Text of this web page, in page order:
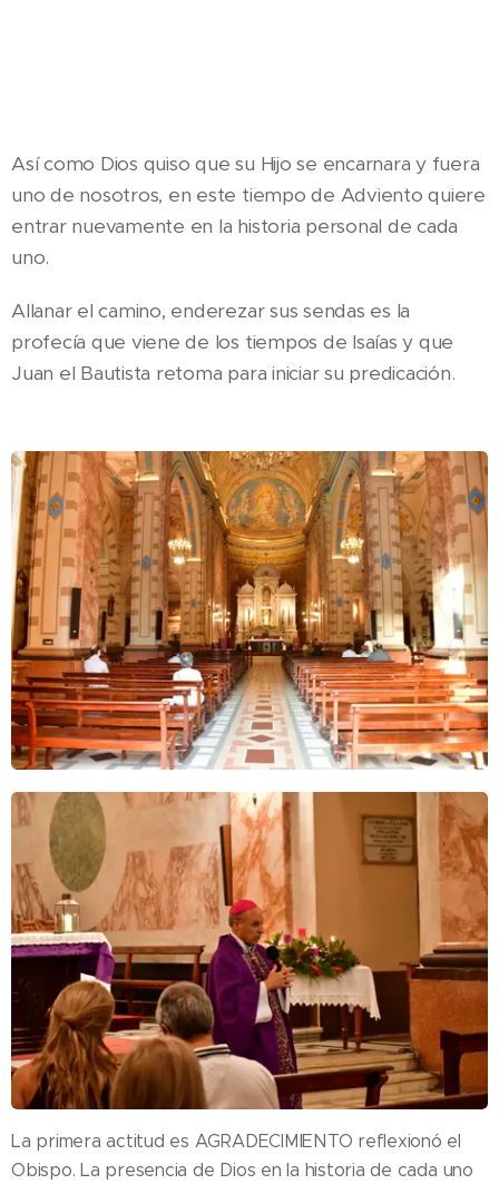
Así como Dios quiso que su Hijo se encarnara y fuera
uno de nosotros, en este tiempo de Adviento quiere
entrar nuevamente en la historia personal de cada
uno.
Allanar el camino, enderezar sus sendas es la
profecía que viene de los tiempos de Isaías y que
Juan el Bautista retoma para iniciar su predicación.
La primera actitud es AGRADECIMIENTO reflexionó el
Obispo. La presencia de Dios en la historia de cada uno